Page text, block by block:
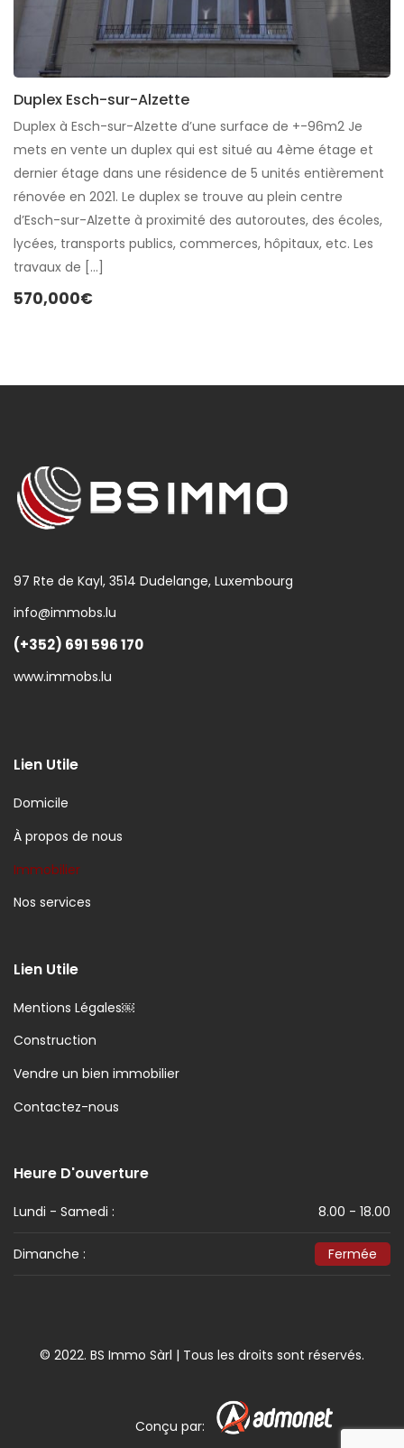
Duplex Esch-sur-Alzette
Duplex à Esch-sur-Alzette d’une surface de +-96m2 Je
mets en vente un duplex qui est situé au 4ème étage et
dernier étage dans une résidence de 5 unités entièrement
rénovée en 2021. Le duplex se trouve au plein centre
d’Esch-sur-Alzette à proximité des autoroutes, des écoles,
lycées, transports publics, commerces, hôpitaux, etc. Les
travaux de […]
570,000€
97 Rte de Kayl, 3514 Dudelange, Luxembourg
info@immobs.lu
(+352) 691 596 170
www.immobs.lu
Lien Utile
Domicile
À propos de nous
Immobilier
Nos services
Lien Utile
Mentions Légales￼
Construction
Vendre un bien immobilier
Contactez-nous
Heure D'ouverture
Lundi - Samedi : 8.00 - 18.00
Dimanche : Fermée
© 2022. BS Immo Sàrl | Tous les droits sont réservés.
Conçu par: